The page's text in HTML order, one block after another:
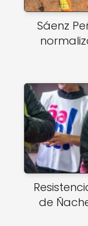
Sáenz
de